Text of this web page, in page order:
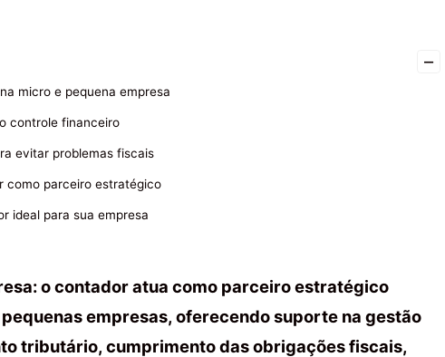
–
micro e pequena empresa
controle financeiro
evitar problemas fiscais
como parceiro estratégico
ideal para sua empresa
o contador atua como parceiro estratégico
empresas, oferecendo suporte na gestão
tributário, cumprimento das obrigações fiscais,